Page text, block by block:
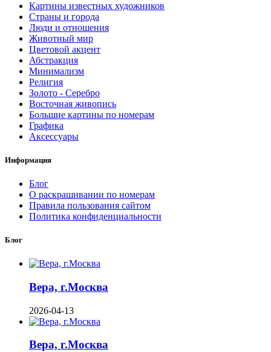
Картины известных художников
Страны и города
Люди и отношения
Животный мир
Цветовой акцент
Абстракция
Минимализм
Религия
Золото - Серебро
Восточная живопись
Большие картины по номерам
Графика
Аксессуары
Информация
Блог
О раскрашивании по номерам
Правила пользования сайтом
Политика конфиденциальности
Блог
Вера, г.Москва
2026-04-13
Вера, г.Москва